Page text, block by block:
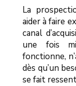
La
aider à faire
canal
une fois
fonctionne,
dès qu’un
se fait